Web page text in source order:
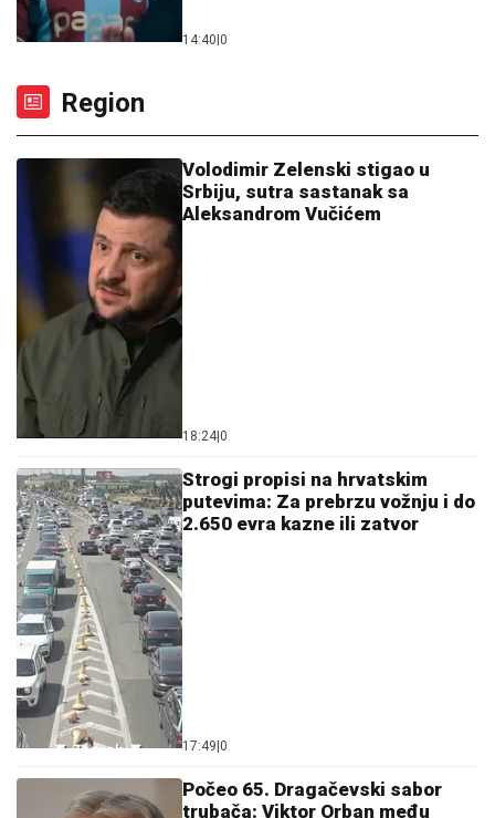
14:40|0
Region
Volodimir Zelenski stigao u
Srbiju, sutra sastanak sa
Aleksandrom Vučićem
18:24|0
Strogi propisi na hrvatskim
putevima: Za prebrzu vožnju i do
2.650 evra kazne ili zatvor
17:49|0
Počeo 65. Dragačevski sabor
trubača: Viktor Orban među